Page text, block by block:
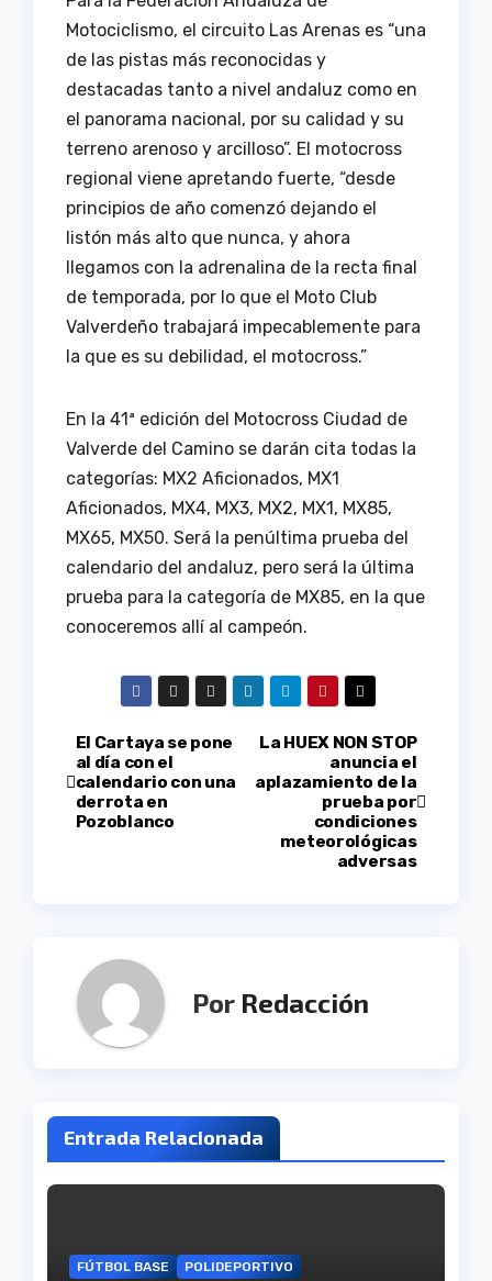
Motociclismo, el circuito Las Arenas es “una
de las pistas más reconocidas y
destacadas tanto a nivel andaluz como en
el panorama nacional, por su calidad y su
terreno arenoso y arcilloso”. El motocross
regional viene apretando fuerte, “desde
principios de año comenzó dejando el
listón más alto que nunca, y ahora
llegamos con la adrenalina de la recta final
de temporada, por lo que el Moto Club
Valverdeño trabajará impecablemente para
la que es su debilidad, el motocross.”
En la 41ª edición del Motocross Ciudad de
Valverde del Camino se darán cita todas la
categorías: MX2 Aficionados, MX1
Aficionados, MX4, MX3, MX2, MX1, MX85,
MX65, MX50. Será la penúltima prueba del
calendario del andaluz, pero será la última
prueba para la categoría de MX85, en la que
conoceremos allí al campeón.
Navegación
de
La HUEX NON STOP
anuncia el
aplazamiento de la
prueba por
condiciones
meteorológicas
adversas
El Cartaya se pone
al día con el
calendario con una
derrota en
Pozoblanco
Por Redacción
Entrada Relacionada
FÚTBOL BASE POLIDEPORTIVO